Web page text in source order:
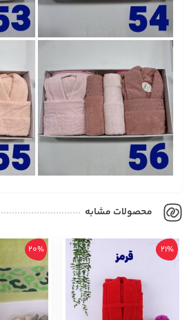
محصولات مشابه
+ 21%
20%